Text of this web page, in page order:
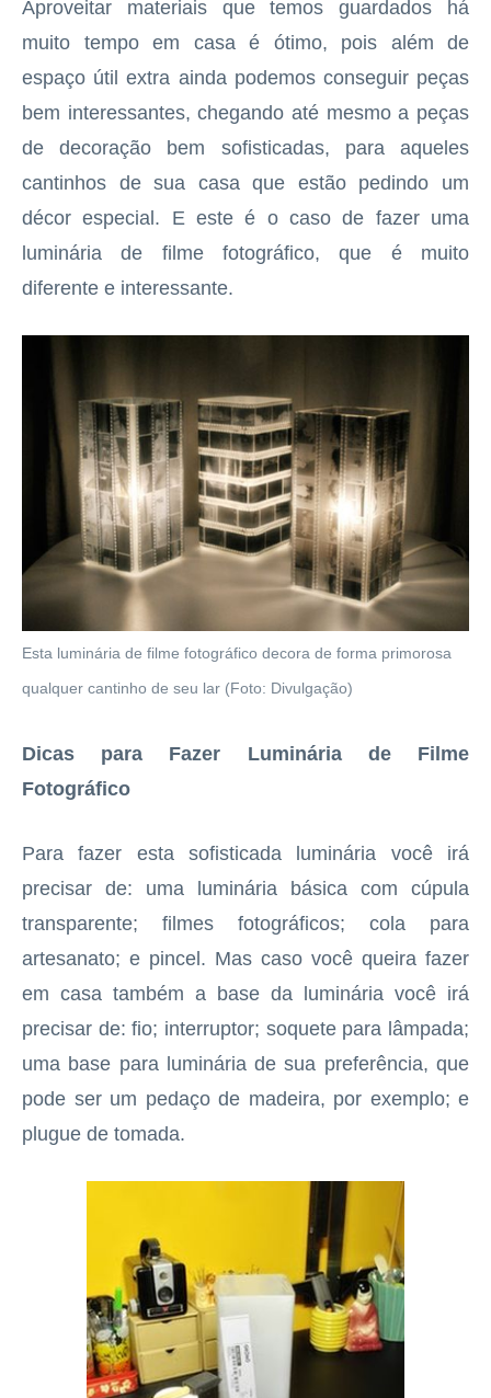
Aproveitar materiais que temos guardados há
muito tempo em casa é ótimo, pois além de
espaço útil extra ainda podemos conseguir peças
bem interessantes, chegando até mesmo a peças
de decoração bem sofisticadas, para aqueles
cantinhos de sua casa que estão pedindo um
décor especial. E este é o caso de fazer uma
luminária de filme fotográfico, que é muito
diferente e interessante.
Esta luminária de filme fotográfico decora de forma primorosa
qualquer cantinho de seu lar (Foto: Divulgação)
Dicas para Fazer Luminária de Filme
Fotográfico
Para fazer esta sofisticada luminária você irá
precisar de: uma luminária básica com cúpula
transparente; filmes fotográficos; cola para
artesanato; e pincel. Mas caso você queira fazer
em casa também a base da luminária você irá
precisar de: fio; interruptor; soquete para lâmpada;
uma base para luminária de sua preferência, que
pode ser um pedaço de madeira, por exemplo; e
plugue de tomada.